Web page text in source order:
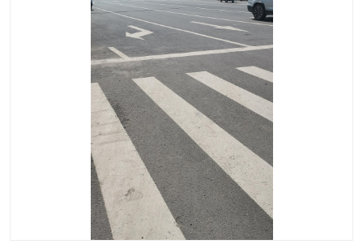
道路标线划线 马路标线
道路划线